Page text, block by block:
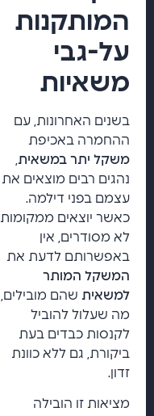
המותקנות
על-גבי
משאיות
בשנים האחרונות, עם
ההחמרה באכיפת
משקל יתר במשאית
נהגים רבים מוצאים את
עצמם בפני דילמה.
כאשר יוצאים ממקומות
לא מסודרים, אין
באפשרותם לדעת את
המשקל המותר
למשאית שהם מובילים,
מה שעלול להוביל
לקנסות כבדים בעת
ביקורת, גם ללא כוונת
זדון.
מציאות זו הובילה